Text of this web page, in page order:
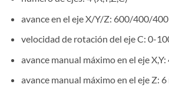
avance en el eje X/Y/Z: 600/400/
velocidad de rotación del eje C: 0-
avance manual máximo en el eje
avance manual máximo en el eje Z: